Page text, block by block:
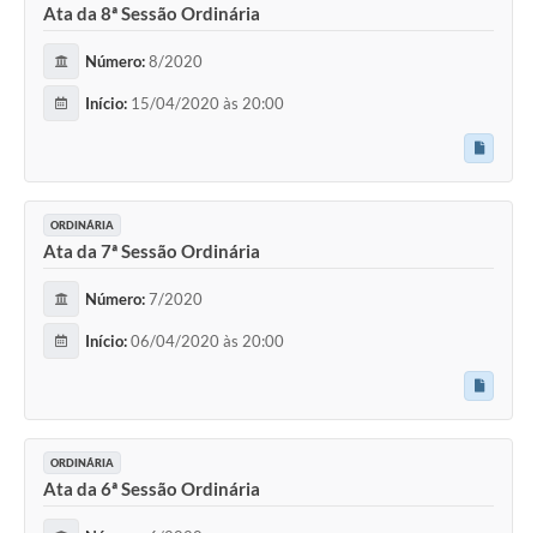
Ata da 8ª Sessão Ordinária
Número:8/2020
Início: 15/04/2020 às 20:00
ORDINÁRIA
Ata da 7ª Sessão Ordinária
Número:7/2020
Início:06/04/2020 às 20:00
ORDINÁRIA
Ata da 6ª Sessão Ordinária